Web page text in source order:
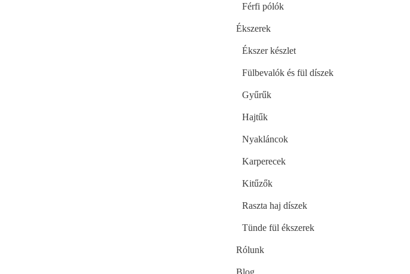
Férfi pólók
Ékszerek
Ékszer készlet
Fülbevalók és fül díszek
Gyűrűk
Hajtűk
Nyakláncok
Karperecek
Kitűzők
Raszta haj díszek
Tünde fül ékszerek
Rólunk